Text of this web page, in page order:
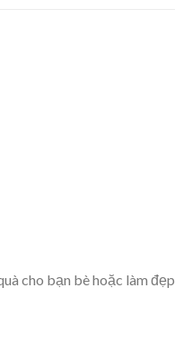
cho bạn bè hoặc làm đẹp